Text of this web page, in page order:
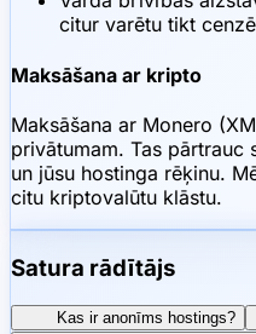
citur varētu tikt
Maksāšana ar kripto
Maksāšana ar Monero
privātumam. Tas pārtrauc
un jūsu hostinga rēķinu.
citu kriptovalūtu klāstu.
Satura rādītājs
Kas ir anonīms hostings?